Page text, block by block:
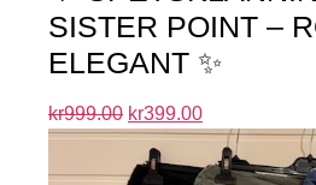
SISTER POINT –
ELEGANT ✨
kr999.00 kr399.00